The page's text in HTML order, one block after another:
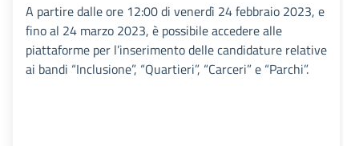
A partire dalle ore 12:00 di venerdì 24 febbraio 2023, e
fino al 24 marzo 2023, è possibile accedere alle
piattaforme per l’inserimento delle candidature relative
ai bandi “Inclusione”, “Quartieri”, “Carceri” e “Parchi”.